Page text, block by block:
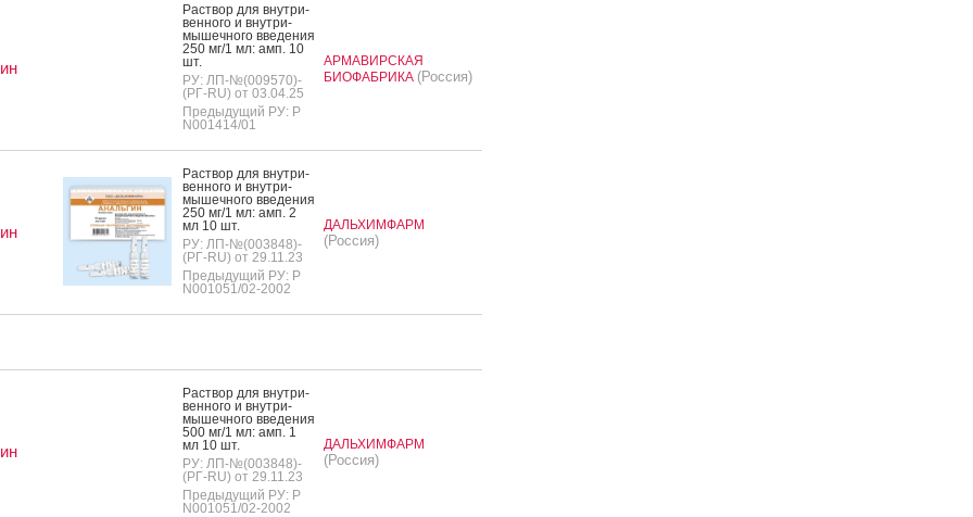
Рас­твор для внут­ри­
вен­но­го и внут­ри­
мышеч­но­го вве­дения
250 мг/1 мл: амп. 10
шт.
РУ: ЛП-№(009570)-
(РГ-RU) от 03.04.25
Предыдущий РУ: Р
N001414/01
АРМАВИРСКАЯ
БИОФАБРИКА (Россия)
Рас­твор для внут­ри­
вен­но­го и внут­ри­
мышеч­но­го вве­дения
250 мг/1 мл: амп. 2
мл 10 шт.
РУ: ЛП-№(003848)-
(РГ-RU) от 29.11.23
Предыдущий РУ: Р
N001051/02-2002
ДАЛЬХИМФАРМ
(Россия)
Рас­твор для внут­ри­
вен­но­го и внут­ри­
мышеч­но­го вве­дения
500 мг/1 мл: амп. 1
мл 10 шт.
РУ: ЛП-№(003848)-
(РГ-RU) от 29.11.23
Предыдущий РУ: Р
N001051/02-2002
ДАЛЬХИМФАРМ
(Россия)